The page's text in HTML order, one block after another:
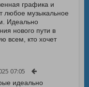
графика и
любое музыкальное
Идеально
нового пути в
всем, кто хочет
07:05
идеально